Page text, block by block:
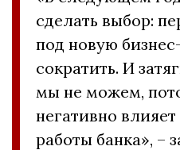
сделать выбор:
под новую
сократить. И
мы не можем,
негативно
работы банка», –